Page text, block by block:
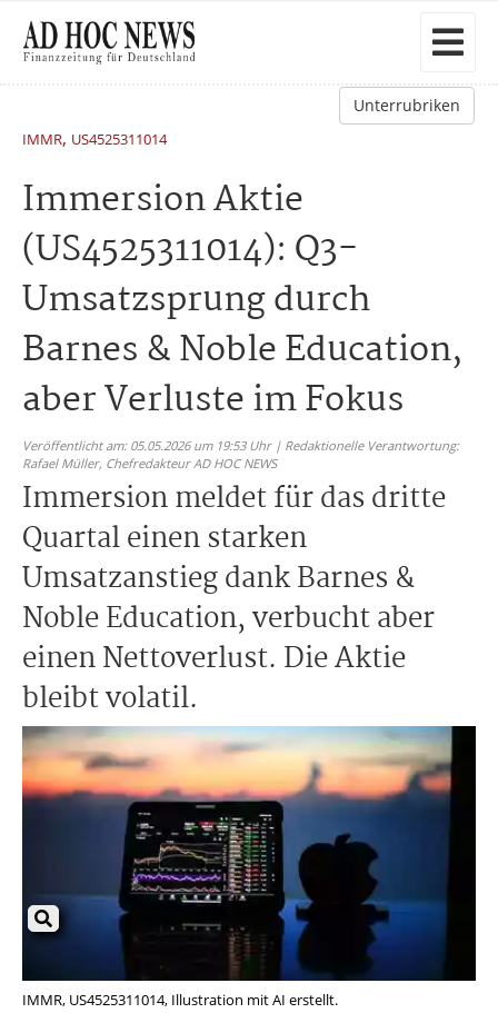
Unterrubriken
IMMR, US4525311014
Immersion Aktie
(US4525311014): Q3-
Umsatzsprung durch
Barnes & Noble Education,
aber Verluste im Fokus
Veröffentlicht am: 05.05.2026 um 19:53 Uhr | Redaktionelle Verantwortung:
Rafael Müller, Chefredakteur AD HOC NEWS
Immersion meldet für das dritte
Quartal einen starken
Umsatzanstieg dank Barnes &
Noble Education, verbucht aber
einen Nettoverlust. Die Aktie
bleibt volatil.
IMMR, US4525311014, Illustration mit AI erstellt.